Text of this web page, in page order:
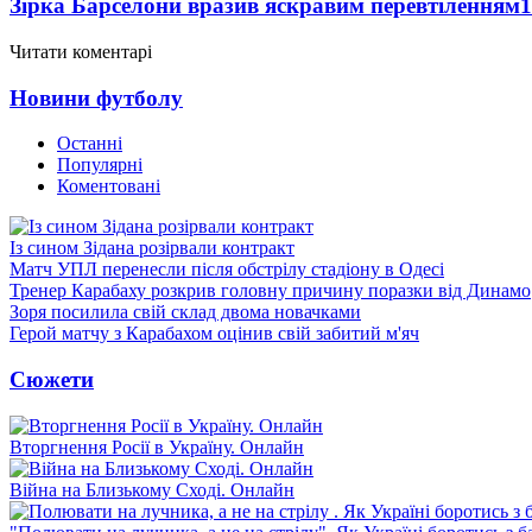
Зірка Барселони вразив яскравим перевтіленням
Читати коментарі
Новини футболу
Останні
Популярні
Коментовані
Із сином Зідана розірвали контракт
Матч УПЛ перенесли після обстрілу стадіону в Одесі
Тренер Карабаху розкрив головну причину поразки від Динамо
Зоря посилила свій склад двома новачками
Герой матчу з Карабахом оцінив свій забитий м'яч
Сюжети
Вторгнення Росії в Україну. Онлайн
Війна на Близькому Сході. Онлайн